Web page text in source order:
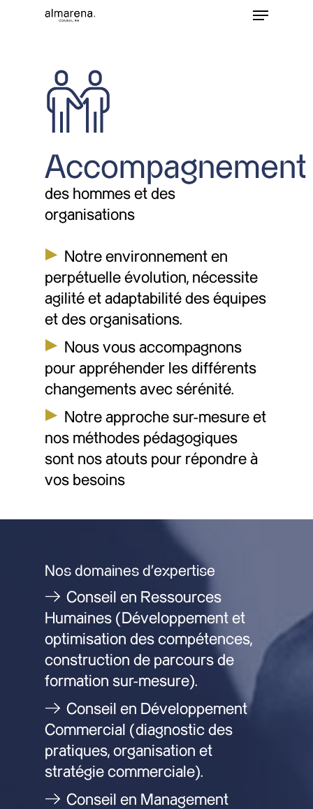
Accompagnement
des hommes et des
organisations
Notre environnement en
perpétuelle évolution, nécessite
agilité et adaptabilité des équipes
et des organisations.
Nous vous accompagnons
pour appréhender les différents
changements avec sérénité.
Notre approche sur-mesure et
nos méthodes pédagogiques
sont nos atouts pour répondre à
vos besoins
Nos domaines d’expertise
Conseil en Ressources
Humaines (Développement et
optimisation des compétences,
construction de parcours de
formation sur-mesure).
Conseil en Développement
Commercial (diagnostic des
pratiques, organisation et
stratégie commerciale).
Conseil en Management